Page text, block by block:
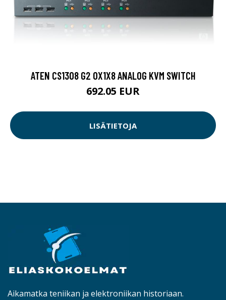
ATEN CS1308 G2 0X1X8 ANALOG KVM SWITCH
692.05 EUR
LISÄTIETOJA
Aikamatka teniikan ja elektroniikan historiaan.